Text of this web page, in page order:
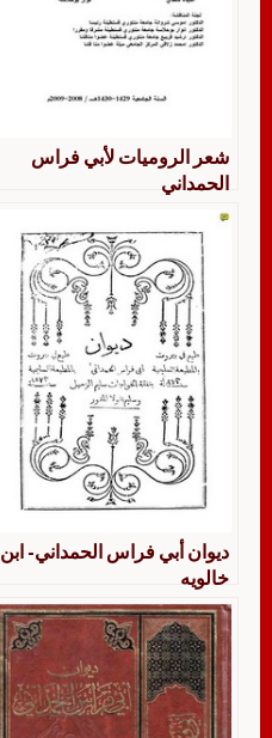
شعر الروميات لأبي فراس
الحمداني
ديوان أبي فراس الحمداني- ابن
خالويه